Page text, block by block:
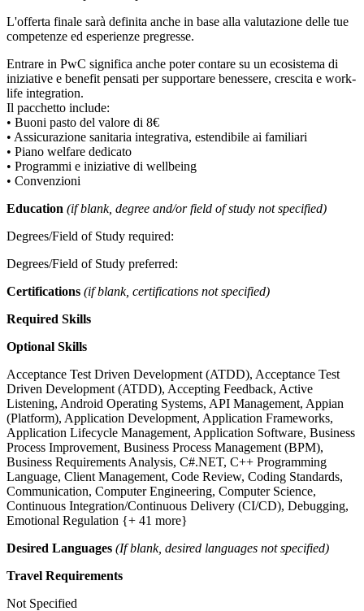
L'offerta finale sarà definita anche in base alla valutazione delle tue
competenze ed esperienze pregresse.
Entrare in PwC significa anche poter contare su un ecosistema di
iniziative e benefit pensati per supportare benessere, crescita e work-
life integration.
Il pacchetto include:
• Buoni pasto del valore di 8€
• Assicurazione sanitaria integrativa, estendibile ai familiari
• Piano welfare dedicato
• Programmi e iniziative di wellbeing
• Convenzioni
Education (if blank, degree and/or field of study not specified)
Degrees/Field of Study required:
Degrees/Field of Study preferred:
Certifications (if blank, certifications not specified)
Required Skills
Optional Skills
Acceptance Test Driven Development (ATDD), Acceptance Test
Driven Development (ATDD), Accepting Feedback, Active
Listening, Android Operating Systems, API Management, Appian
(Platform), Application Development, Application Frameworks,
Application Lifecycle Management, Application Software, Business
Process Improvement, Business Process Management (BPM),
Business Requirements Analysis, C#.NET, C++ Programming
Language, Client Management, Code Review, Coding Standards,
Communication, Computer Engineering, Computer Science,
Continuous Integration/Continuous Delivery (CI/CD), Debugging,
Emotional Regulation {+ 41 more}
Desired Languages (If blank, desired languages not specified)
Travel Requirements
Not Specified